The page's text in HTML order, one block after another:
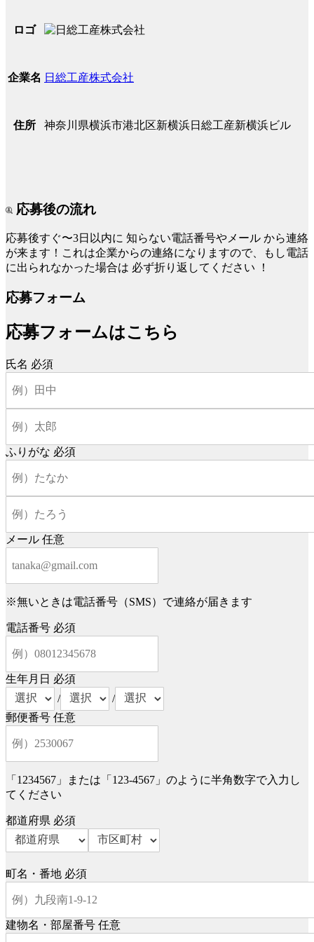
ロゴ
企業名 日総工産株式会社
住所 神奈川県横浜市港北区新横浜日総工産新横浜ビル
応募後の流れ
応募後すぐ〜3日以内に 知らない電話番号やメール から連絡
が来ます！これは企業からの連絡になりますので、もし電話
に出られなかった場合は 必ず折り返してください ！
応募フォーム
応募フォームはこちら
氏名 必須
ふりがな 必須
メール 任意
※無いときは電話番号（SMS）で連絡が届きます
電話番号 必須
生年月日 必須
/
/
郵便番号 任意
「1234567」または「123-4567」のように半角数字で入力し
てください
都道府県 必須
町名・番地 必須
建物名・部屋番号 任意